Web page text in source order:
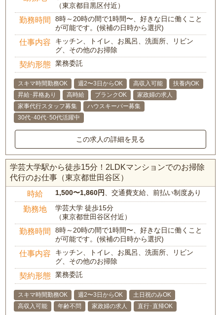
（東京都目黒区付近）
勤務時間
8時～20時の間で1時間〜、好きな日に働くこと
が可能です。(候補の日時から選択)
仕事内容
キッチン、トイレ、お風呂、洗面所、リビン
グ、その他のお掃除
契約形態 業務委託
スキマ時間勤務OK 週2〜3日からOK 高収入可能
扶養内OK
昇給･昇格あり
高時給 ブランクOK
家政婦の求人
家事代行スタッフ募集
ハウスキーパー募集
30代･40代･50代活躍中
この求人の詳細を見る
学芸大学駅から徒歩15分！2LDKマンションでのお掃除
代行のお仕事（東京都世田谷区）
時給 1,500〜1,860円、交通費支給、前払い制度あり
勤務地
学芸大学 徒歩15分
（東京都世田谷区付近）
勤務時間
8時～20時の間で1時間〜、好きな日に働くこと
が可能です。(候補の日時から選択)
仕事内容
キッチン、トイレ、お風呂、洗面所、リビン
グ、その他のお掃除
契約形態 業務委託
スキマ時間勤務OK 週2〜3日からOK
土日祝のみOK
高収入可能
年齢不問 家政婦の求人 直行･直帰OK